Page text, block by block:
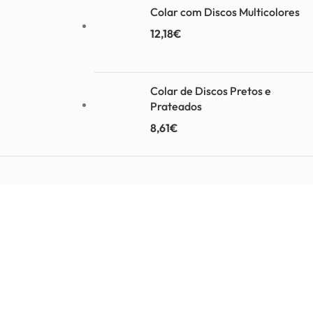
Colar com Discos Multicolores
12,18€
Colar de Discos Pretos e
Prateados
8,61€